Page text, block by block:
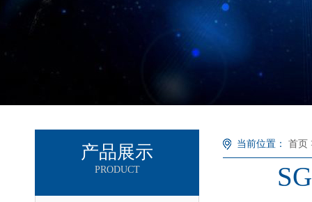
产品展示
PRODUCT
当前位置： 首页